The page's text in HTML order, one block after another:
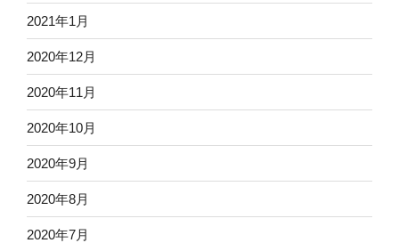
2021年1月
2020年12月
2020年11月
2020年10月
2020年9月
2020年8月
2020年7月